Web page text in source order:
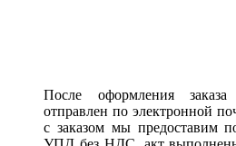
После оформления
отправлен по электронной
с заказом мы предоставим